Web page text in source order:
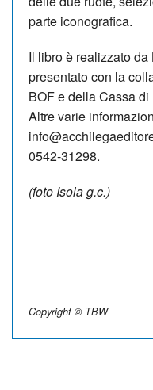
parte iconografica.
Il libro è realizzato
presentato con la
BOF e della Cassa
Altre varie
0542-31298.
(foto Isola g.c.)
Copyright © TBW